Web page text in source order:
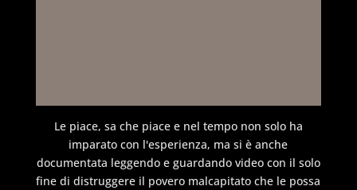
Le piace, sa che piace e nel tempo non solo ha
imparato con l'esperienza, ma si è anche
documentata leggendo e guardando video con il solo
fine di distruggere il povero malcapitato che le possa